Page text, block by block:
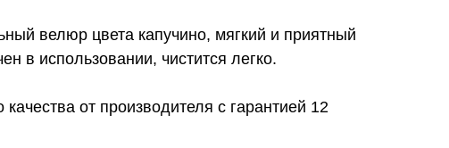
велюр цвета капучино, мягкий и приятный
в использовании, чистится легко.
от производителя с гарантией 12